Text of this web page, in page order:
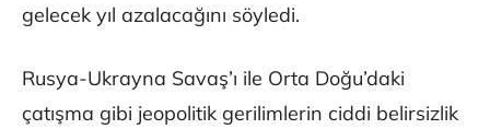
gelecek yıl azalacağını söyledi.
Rusya-Ukrayna Savaş’ı ile Orta Doğu’daki
çatışma gibi jeopolitik gerilimlerin ciddi belirsizlik